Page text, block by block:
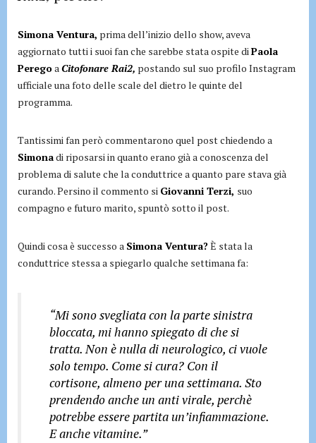
Simona Ventura, prima dell’inizio dello show, aveva
aggiornato tutti i suoi fan che sarebbe stata ospite diPaola
PeregoaCitofonare Rai2, postando sul suo profilo Instagram
ufficiale una foto delle scale del dietro le quinte del
programma.
Tantissimi fan però commentarono quel post chiedendo a
Simonadi riposarsi in quanto erano già a conoscenza del
problema di salute che la conduttrice a quanto pare stava già
curando. Persino il commento si Giovanni Terzi, suo
compagno e futuro marito, spuntò sotto il post.
Quindi cosa è successo a Simona Ventura?È stata la
conduttrice stessa a spiegarlo qualche settimana fa:
“Mi sono svegliata con la parte sinistra
bloccata, mi hanno spiegato di che si
tratta. Non è nulla di neurologico, ci vuole
solo tempo. Come si cura? Con il
cortisone, almeno per una settimana. Sto
prendendo anche un anti virale, perchè
potrebbe essere partita un’infiammazione.
E anche vitamine.”